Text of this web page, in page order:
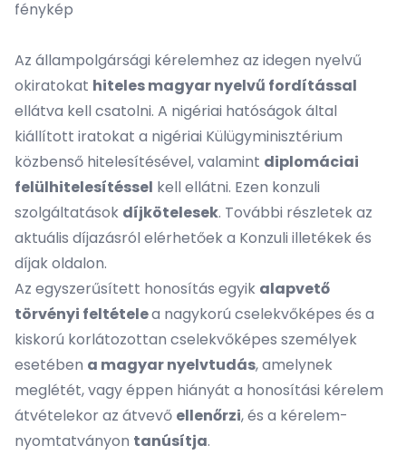
fénykép
Az állampolgársági kérelemhez az idegen nyelvű
okiratokat hiteles magyar nyelvű fordítással
ellátva kell csatolni. A nigériai hatóságok által
kiállított iratokat a nigériai Külügyminisztérium
közbenső hitelesítésével, valamint diplomáciai
felülhitelesítéssel kell ellátni. Ezen konzuli
szolgáltatások díjkötelesek. További részletek az
aktuális díjazásról elérhetőek a Konzuli illetékek és
díjakoldalon.
Az egyszerűsített honosítás egyik alapvető
törvényi feltételea nagykorú cselekvőképes és a
kiskorú korlátozottan cselekvőképes személyek
esetében a magyar nyelvtudás, amelynek
meglétét, vagy éppen hiányát a honosítási kérelem
átvételekor az átvevő ellenőrzi, és a kérelem-
nyomtatványon tanúsítja.